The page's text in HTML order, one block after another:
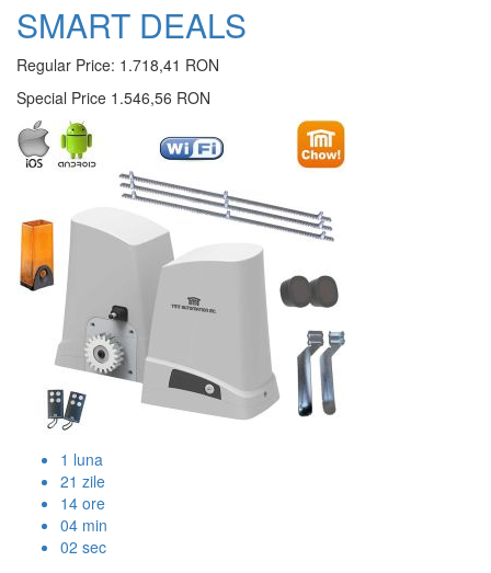
SMART DEALS
Regular Price: 1.718,41 RON
Special Price 1.546,56 RON
1 luna
21 zile
14 ore
04 min
01 sec